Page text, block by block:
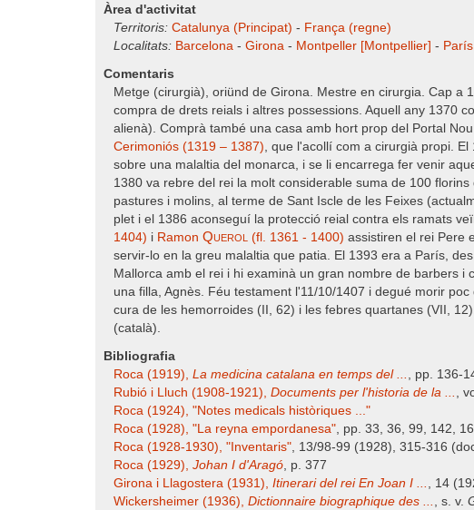
Àrea d'activitat
Territoris: Catalunya (Principat) - França (regne)
Localitats: Barcelona - Girona - Montpeller [Montpellier] - París
Comentaris
Metge (cirurgià), oriünd de Girona. Mestre en cirurgia. Cap a
compra de drets reials i altres possessions. Aquell any 1370
alienà). Comprà també una casa amb hort prop del Portal
Cerimoniós (1319 – 1387), que l'acollí com a cirurgià propi.
sobre una malaltia del monarca, i se li encarrega fer venir
1380 va rebre del rei la molt considerable suma de 100
pastures i molins, al terme de Sant Iscle de les Feixes
plet i el 1386 aconseguí la protecció reial contra els ramats
1404) i Ramon Querol (fl. 1361 - 1400) assistiren el rei Pere
servir-lo en la greu malaltia que patia. El 1393 era a París,
Mallorca amb el rei i hi examinà un gran nombre de barbers
una filla, Agnès. Féu testament l'11/10/1407 i degué morir
cura de les hemorroides (II, 62) i les febres quartanes (VII,
(català).
Bibliografia
Roca (1919), La medicina catalana en temps del ... , pp. 136-
Rubió i Lluch (1908-1921), Documents per l'historia de la ... ,
Roca (1924), "Notes medicals històriques ..."
Roca (1928), "La reyna empordanesa", pp. 33, 36, 99, 142,
Roca (1928-1930), "Inventaris", 13/98-99 (1928), 315-316
Roca (1929), Johan I d'Aragó, p. 377
Girona i Llagostera (1931), Itinerari del rei En Joan I ... , 14
Wickersheimer (1936), Dictionnaire biographique des ... , s. v.